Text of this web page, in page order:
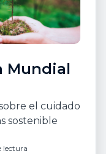
Mundial
el cuidado
sostenible
lectura